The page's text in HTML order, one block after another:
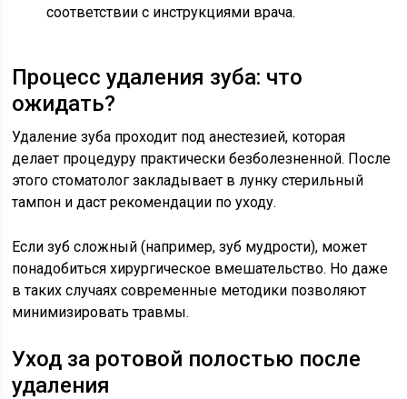
соответствии с инструкциями врача.
Процесс удаления зуба: что
ожидать?
Удаление зуба проходит под анестезией, которая
делает процедуру практически безболезненной. После
этого стоматолог закладывает в лунку стерильный
тампон и даст рекомендации по уходу.
Если зуб сложный (например, зуб мудрости), может
понадобиться хирургическое вмешательство. Но даже
в таких случаях современные методики позволяют
минимизировать травмы.
Уход за ротовой полостью после
удаления